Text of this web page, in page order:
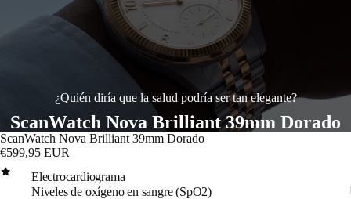
¿Quién diría que la salud podría ser tan elegante?
ScanWatch Nova Brilliant 39mm Dorado
ScanWatch Nova Brilliant 39mm Dorado
€599,95 EUR
Electrocardiograma
Niveles de oxígeno en sangre (SpO2)